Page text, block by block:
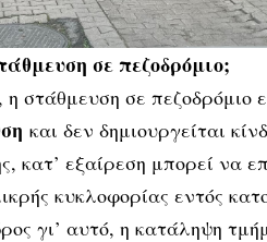
σε πεζοδρόμιο;
η στάθμευση σε πεζοδρόμιο
και δεν δημιουργείται
κατ’ εξαίρεση μπoρεί να
κυκλοφορίας εντός
γι’ αυτό, η κατάληψη